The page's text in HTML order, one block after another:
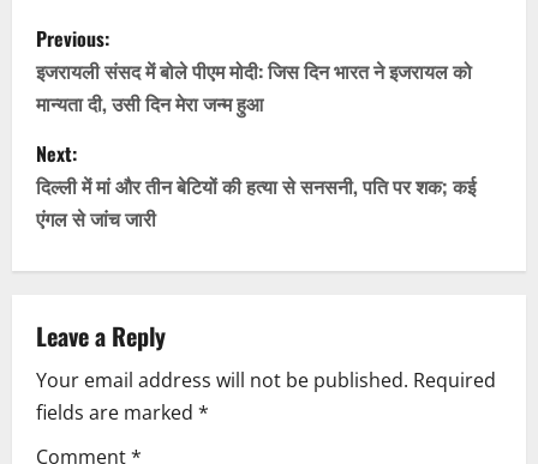
P
o
s
t
n
a
v
i
g
Previous:
इजरायली संसद में बोले पीएम मोदी: जिस दिन भारत ने इजरायल को
मान्यता दी, उसी दिन मेरा जन्म हुआ
Next:
दिल्ली में मां और तीन बेटियों की हत्या से सनसनी, पति पर शक; कई
एंगल से जांच जारी
Leave a Reply
Your email address will not be published. Required
fields are marked *
Comment*